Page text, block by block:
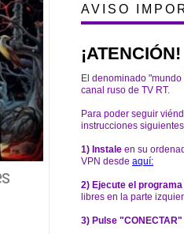
AVISO
¡ATENCIÓN!
El denominado
canal ruso de TV RT.
Para poder seguir
instrucciones
1) Instale en su
VPN desde aquí:
2) Ejecute el programa
libres en la parte
3) Pulse "CONECTAR"